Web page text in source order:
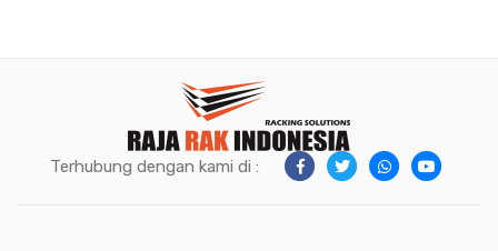
Terhubung dengan kami di :